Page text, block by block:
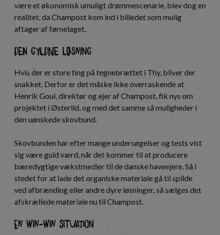
være et økonomisk umuligt drømmescenarie, blev dog en
realitet, da Champost kom ind i billedet som mulig
aftager af førnelaget.
Den gyldne løsning
Hvis der er store ting på tegnebrættet i Thy, bliver der
snakket. Derfor er det måske ikke overraskende at
Henrik Goul, direktør og ejer af Champost, fik nys om
projektet i Østerild, og med det samme så muligheder i
den uønskede skovbund.
Skovbunden har efter mange undersøgelser og tests vist
sig være guld værd, når det kommer til at producere
bæredygtige vækstmedier til de danske haveejere. Så i
stedet for at lade det organiske materiale gå til spilde
ved afbrænding eller andre dyre løsninger, så sælges det
afskrællede materiale nu til Champost.
En win-win situation